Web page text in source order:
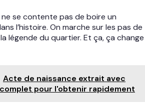
se contente pas de boire un
l’histoire. On marche sur les pas de
légende du quartier. Et ça, ça change
Acte de naissance extrait avec
pour l'obtenir rapidement